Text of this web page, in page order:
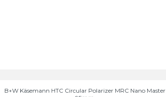
B+W Käsemann HTC Circular Polarizer MRC Nano Master